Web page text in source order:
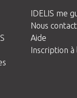
IDELIS me
Nous
Aide
Inscription